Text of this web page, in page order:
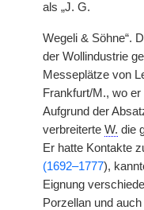
als „J. G.
Wegeli & Söhne“.
der Wollindustrie
Messeplätze von
Frankfurt/M., wo
Aufgrund der
verbreiterte W. die
Er hatte Kontakte
(1692–1777),
Eignung
Porzellan und